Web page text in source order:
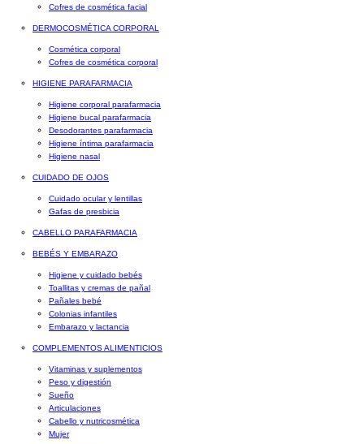
Cofres de cosmética facial
DERMOCOSMÉTICA CORPORAL
Cosmética corporal
Cofres de cosmética corporal
HIGIENE PARAFARMACIA
Higiene corporal parafarmacia
Higiene bucal parafarmacia
Desodorantes parafarmacia
Higiene íntima parafarmacia
Higiene nasal
CUIDADO DE OJOS
Cuidado ocular y lentillas
Gafas de presbicia
CABELLO PARAFARMACIA
BEBÉS Y EMBARAZO
Higiene y cuidado bebés
Toallitas y cremas de pañal
Pañales bebé
Colonias infantiles
Embarazo y lactancia
COMPLEMENTOS ALIMENTICIOS
Vitaminas y suplementos
Peso y digestión
Sueño
Articulaciones
Cabello y nutricosmética
Mujer